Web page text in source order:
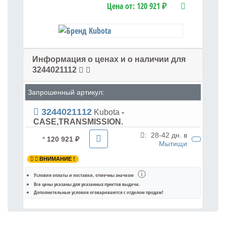
Цена от: 120 921 ₽
Информация о ценах и о наличии для
3244021112
Запрошенный артикул:
3244021112 Kubota -
CASE,TRANSMISSION.
* 120 921 ₽ : 28-42 дн. в
Мытищи
ВНИМАНИЕ !
Условия оплаты и поставки, отмечны значком ⓘ
Все цены указаны дляуказанных пунктов выдачи.
Дополнительные условия оговариваются с отделом продаж!